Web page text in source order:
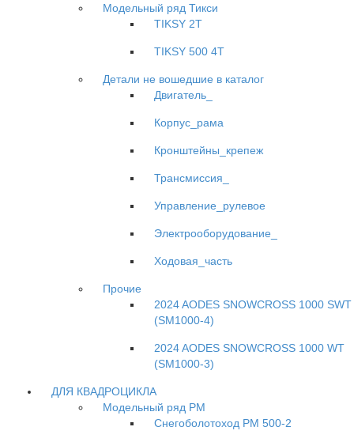
Модельный ряд Тикси
TIKSY 2T
TIKSY 500 4T
Детали не вошедшие в каталог
Двигатель_
Корпус_рама
Кронштейны_крепеж
Трансмиссия_
Управление_рулевое
Электрооборудование_
Ходовая_часть
Прочие
2024 AODES SNOWCROSS 1000 SWT
(SM1000-4)
2024 AODES SNOWCROSS 1000 WT
(SM1000-3)
ДЛЯ КВАДРОЦИКЛА
Модельный ряд РМ
Снегоболотоход РМ 500-2